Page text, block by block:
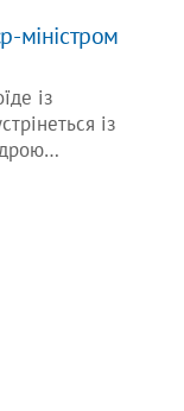
міністром
із
із